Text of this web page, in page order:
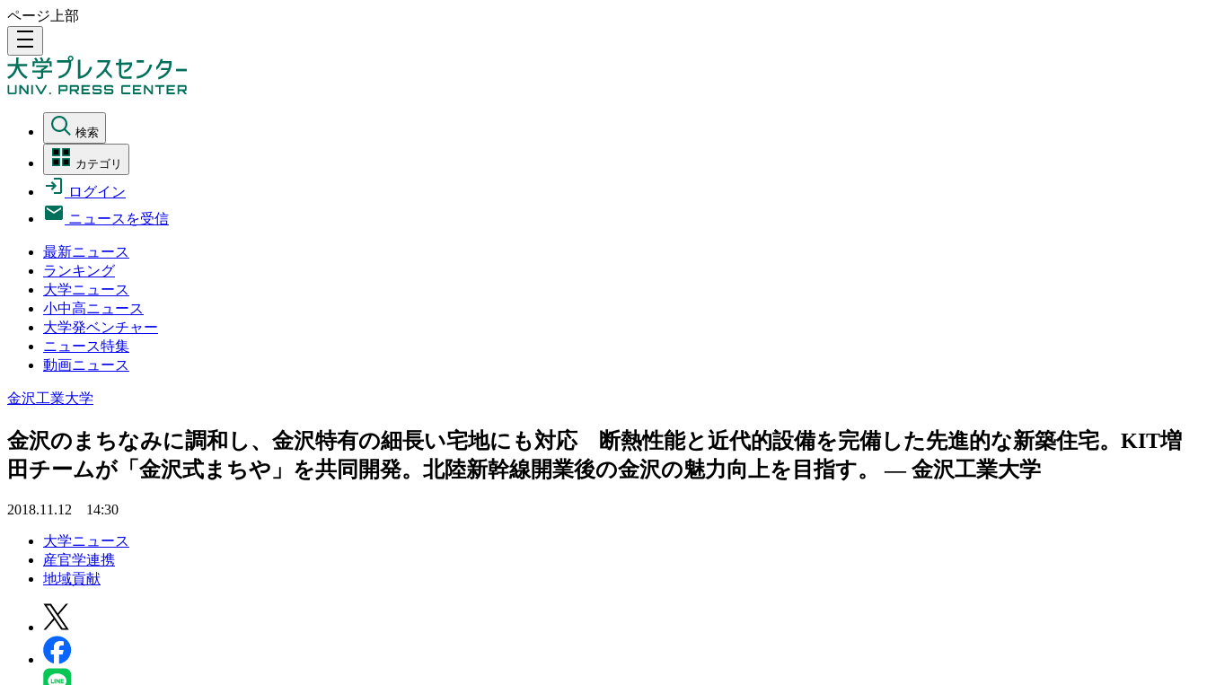
ページ上部
density_medium
検索
カテゴリ
ログイン
ニュースを受信
最新ニュース
ランキング
大学ニュース
小中高ニュース
大学発ベンチャー
ニュース特集
動画ニュース
金沢工業大学
金沢のまちなみに調和し、金沢特有の細長い宅地にも対応 断熱性能と近代的設備を完備した先進的な新築住宅。KIT増
田チームが「金沢式まちや」を共同開発。北陸新幹線開業後の金沢の魅力向上を目指す。 — 金沢工業大学
2018.11.12 14:30
大学ニュース
産官学連携
地域貢献